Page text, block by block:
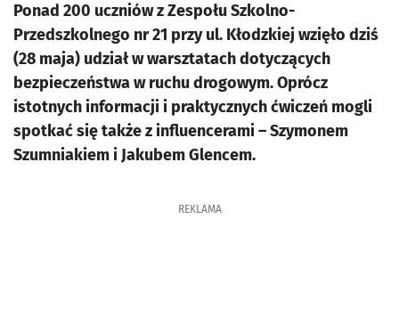
Ponad 200 uczniów z Zespołu Szkolno-
Przedszkolnego nr 21 przy ul. Kłodzkiej wzięło dziś
(28 maja) udział w warsztatach dotyczących
bezpieczeństwa w ruchu drogowym. Oprócz
istotnych informacji i praktycznych ćwiczeń mogli
spotkać się także z influencerami – Szymonem
Szumniakiem i Jakubem Glencem.
REKLAMA